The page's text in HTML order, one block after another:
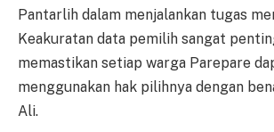
Pantarlih dalam menjalankan tugas
Keakuratan data pemilih sangat
memastikan setiap warga Parepare
menggunakan hak pilihnya dengan
Ali.